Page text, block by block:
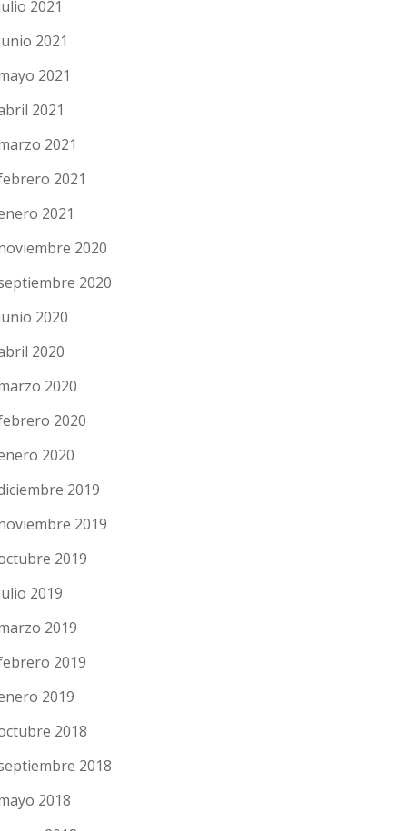
2021
2021
2021
2021
2021
2021
2021
2020
2020
2020
2020
2020
2020
2020
2019
2019
2019
2019
2019
2019
2019
2018
2018
2018